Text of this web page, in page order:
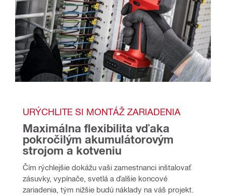
URÝCHLITE SI MONTÁŽ ZARIADENIA
Maximálna flexibilita vďaka
pokročilým akumulátorovým
strojom a kotveniu
Čím rýchlejšie dokážu vaši zamestnanci inštalovať
zásuvky, vypínače, svetlá a ďalšie koncové
zariadenia, tým nižšie budú náklady na váš projekt.